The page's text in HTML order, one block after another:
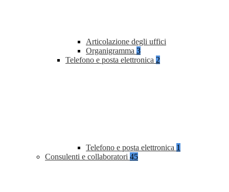
Articolazione degli uffici
Organigramma 3
Telefono e posta elettronica 2
Telefono e posta elettronica 1
Consulenti e collaboratori 45